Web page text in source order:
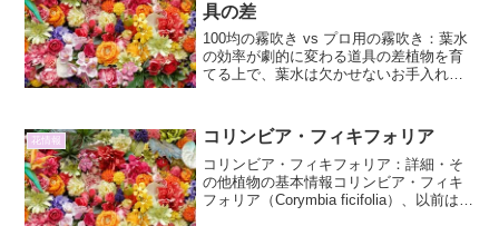
具の差
100均の霧吹き vs プロ用の霧吹き：葉水
の効率が劇的に変わる道具の差植物を育
てる上で、葉水は欠かせないお手入れの
つ効果が期待できます。しかし、その葉
水の効果を最大限...
花情報 コリンビア・フィキフォリア
コリンビア・フィキフォリア：詳細・そ
の他植物の基本情報コリンビア・フィキ
フォリア（Corymbia ficifolia）、以前はユ